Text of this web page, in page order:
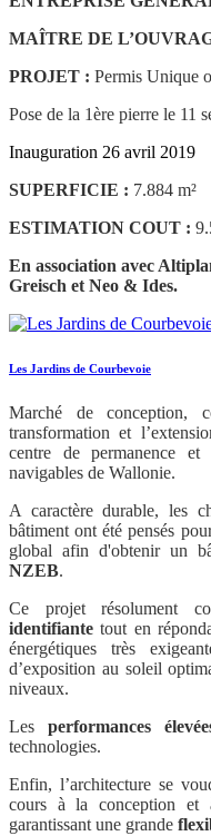
MAÎTRE DE
PROJET : Permis Unique
Pose de la 1ère pierre le 11
Inauguration 26 avril 2019
SUPERFICIE : 7.884 m²
ESTIMATION COUT :
En association avec
Greisch et Neo & Ides.
Les Jardins de Courbevoie
Marché de conception,
transformation et
centre de permanence
navigables de Wallonie.
A caractère durable, les
bâtiment ont été pensés
global afin d'obtenir un
NZEB.
Ce projet résolument
identifiante tout en
énergétiques très
d’exposition au soleil
niveaux.
Lesperformances
technologies.
Enfin, l’architecture se
cours à la conception et
garantissant une grande